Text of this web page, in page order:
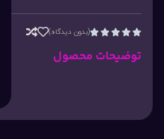




(بدون دیدگاه)
توضیحات محصول